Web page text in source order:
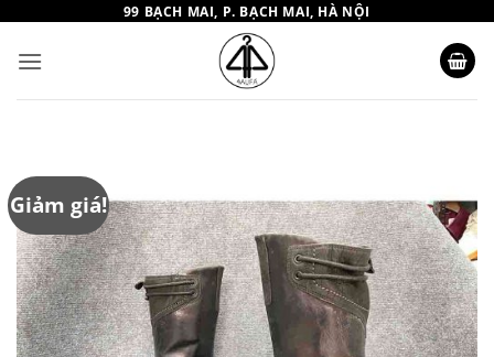
nội
dung
99 BẠCH MAI, P. BẠCH MAI, HÀ NỘI
Giảm giá!